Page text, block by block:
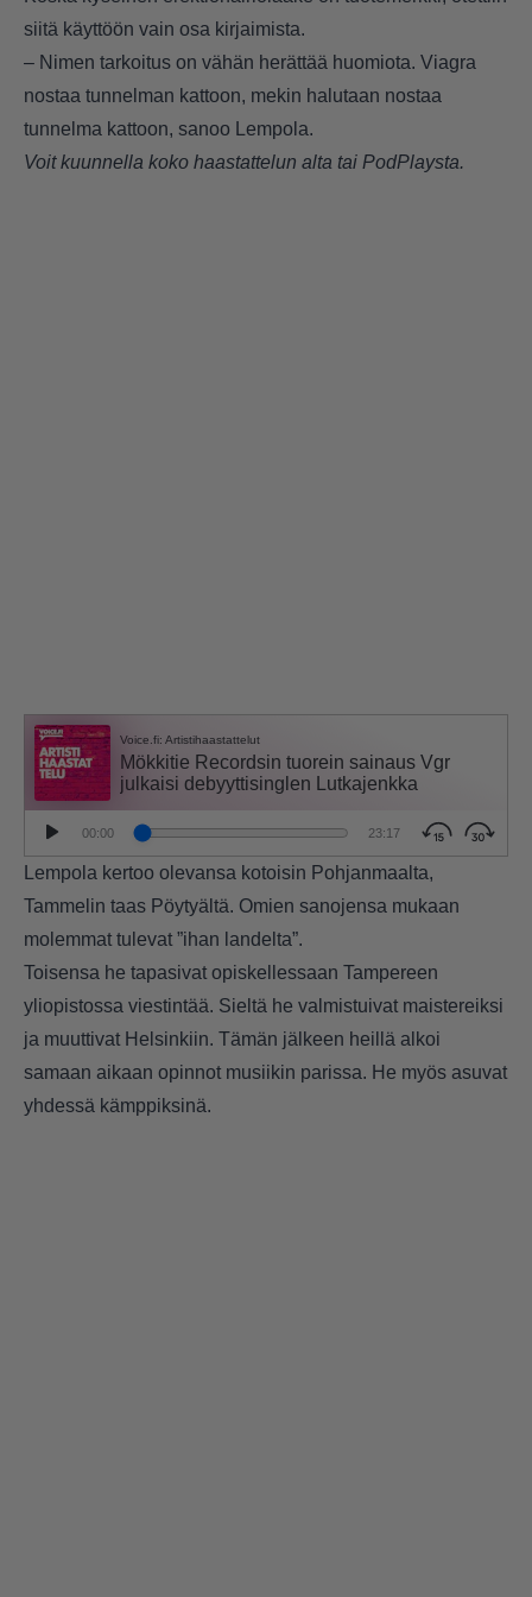
siitä käyttöön vain osa kirjaimista.
– Nimen tarkoitus on vähän herättää huomiota. Viagra
nostaa tunnelman kattoon, mekin halutaan nostaa
tunnelma kattoon, sanoo Lempola.
Voit kuunnella koko haastattelun alta tai PodPlaysta.
Lempola kertoo olevansa kotoisin Pohjanmaalta,
Tammelin taas Pöytyältä. Omien sanojensa mukaan
molemmat tulevat ”ihan landelta”.
Toisensa he tapasivat opiskellessaan Tampereen
yliopistossa viestintää. Sieltä he valmistuivat maistereiksi
ja muuttivat Helsinkiin. Tämän jälkeen heillä alkoi
samaan aikaan opinnot musiikin parissa. He myös asuvat
yhdessä kämppiksinä.